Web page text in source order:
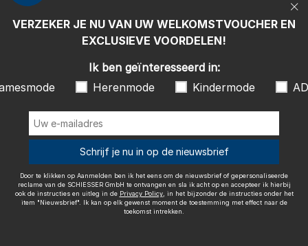
Ik ben geïnteresseerd in:
Damesmode
Herenmode
Kindermode
Door te klikken op Aanmelden ben ik het eens om de nieuwsbrief of
gepersonaliseerde reclame van de SCHIESSER GmbH te ontvangen en
"Nieuwsbrief". Ik kan op elk gewenst moment de toestemming met
effect naar de toekomst intrekken.
Wij bezorgen met
Colofon Algemene voorwaarden
Herroepingsrecht
VERZEKER JE NU VAN UW WELKOMSTVOUCHER EN
EXCLUSIEVE VOORDELEN!
Ik ben geïnteresseerd in:
Herenmode Kindermode
Schrijf je nu in op de nieuwsbrief
Door te klikken op Aanmelden ben ik het eens om de nieuwsbrief of gepersonaliseerde
reclame van de SCHIESSER GmbH te ontvangen en sla ik acht op en accepteer ik hierbij
ook de instructies en uitleg in de Privacy Policy, in het bijzonder de instructies onder het
item "Nieuwsbrief". Ik kan op elk gewenst moment de toestemming met effect naar de
toekomst intrekken.